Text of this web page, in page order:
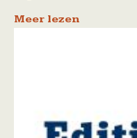
Meer lezen